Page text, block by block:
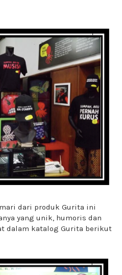
dari produk Gurita ini
yang unik, humoris dan
dalam katalog Gurita berikut